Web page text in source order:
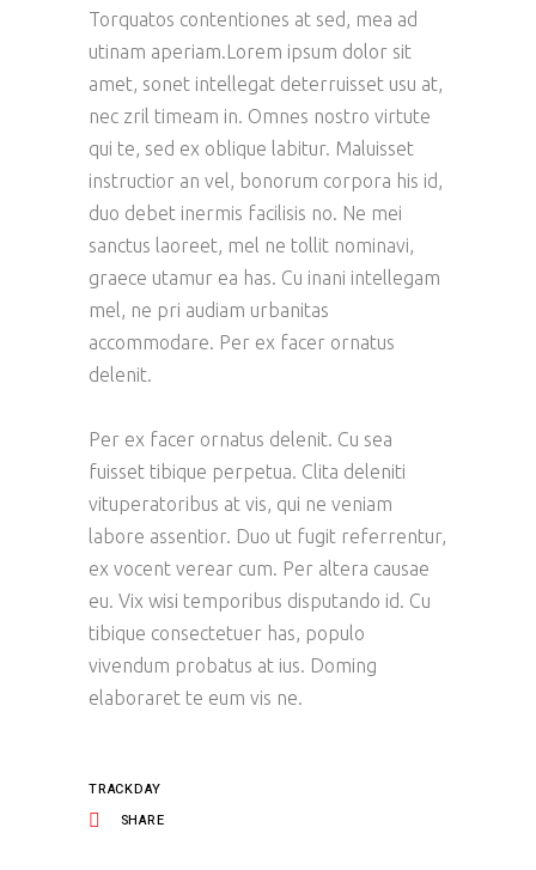
Torquatos contentiones at sed, mea ad
utinam aperiam.Lorem ipsum dolor sit
amet, sonet intellegat deterruisset usu at,
nec zril timeam in. Omnes nostro virtute
qui te, sed ex oblique labitur. Maluisset
instructior an vel, bonorum corpora his id,
duo debet inermis facilisis no. Ne mei
sanctus laoreet, mel ne tollit nominavi,
graece utamur ea has. Cu inani intellegam
mel, ne pri audiam urbanitas
accommodare. Per ex facer ornatus
delenit.
Per ex facer ornatus delenit. Cu sea
fuisset tibique perpetua. Clita deleniti
vituperatoribus at vis, qui ne veniam
labore assentior. Duo ut fugit referrentur,
ex vocent verear cum. Per altera causae
eu. Vix wisi temporibus disputando id. Cu
tibique consectetuer has, populo
vivendum probatus at ius. Doming
elaboraret te eum vis ne.
TRACKDAY
SHARE